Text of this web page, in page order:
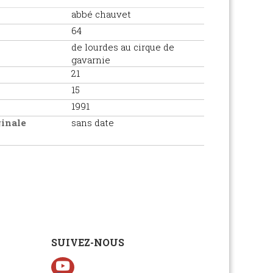
abbé chauvet
64
de lourdes au cirque de
gavarnie
21
15
1991
sans date
SUIVEZ-NOUS